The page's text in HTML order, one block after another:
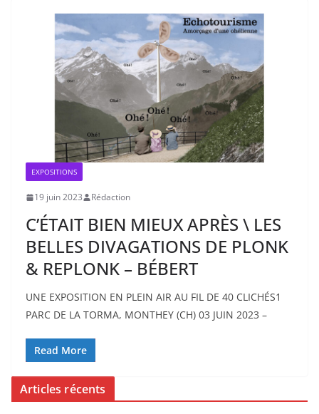
EXPOSITIONS
19 juin 2023 Rédaction
C’ÉTAIT BIEN MIEUX APRÈS \ LES
BELLES DIVAGATIONS DE PLONK
& REPLONK – BÉBERT
UNE EXPOSITION EN PLEIN AIR AU FIL DE 40 CLICHÉS1
PARC DE LA TORMA, MONTHEY (CH) 03 JUIN 2023 –
Read More
Articles récents